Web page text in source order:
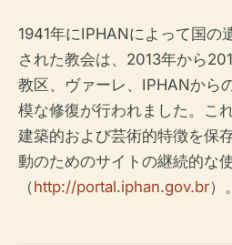
1941年にIPHANによって国の
された教会は、2013年から
教区、ヴァーレ、IPHANから
模な修復が行われました。こ
建築的および芸術的特徴を保
動のためのサイトの継続的な
（http://portal.iphan.gov.br）。